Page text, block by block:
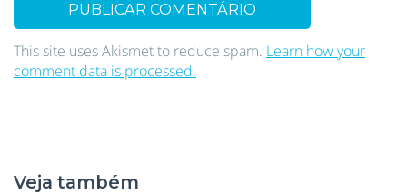
This site uses Akismet to reduce spam. Learn how your
comment data is processed.
Veja também